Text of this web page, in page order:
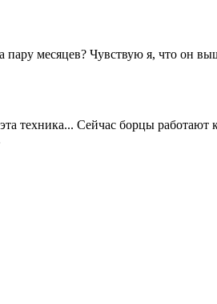
месяцев? Чувствую я, что он
техника... Сейчас борцы